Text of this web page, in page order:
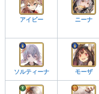
アイビー ニーナ
ソルティーナ モーザ